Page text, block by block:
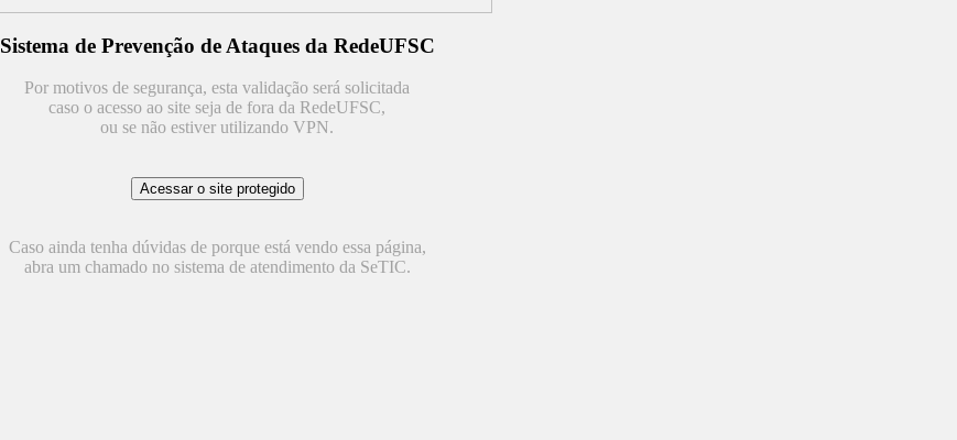
Sistema de Prevenção de Ataques da RedeUFSC
Por motivos de segurança, esta validação será solicitada
caso o acesso ao site seja de fora da RedeUFSC,
ou se não estiver utilizando VPN.
Caso ainda tenha dúvidas de porque está vendo essa página,
abra um chamado no sistema de atendimento da SeTIC.